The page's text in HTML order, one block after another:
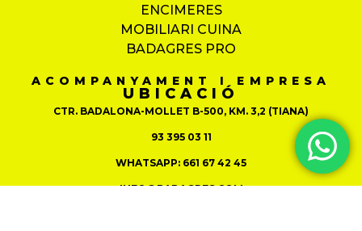
ENCIMERES
MOBILIARI CUINA
BADAGRES PRO
ACOMPANYAMENT I EMPRESA
UBICACIÓ
CTR. BADALONA-MOLLET B-500, KM. 3,2 (TIANA)
93 395 03 11
WHATSAPP: 661 67 42 45
INFO@BADAGRES.COM